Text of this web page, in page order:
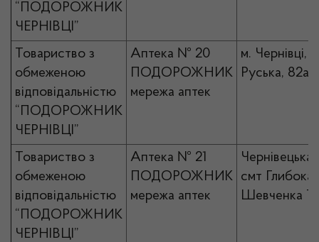
“ПОДОРОЖНИК
ЧЕРНІВЦІ”
Товариство з
обмеженою
відповідальністю
“ПОДОРОЖНИК
ЧЕРНІВЦІ”
Аптека № 20
ПОДОРОЖНИК
мережа аптек
м. Чернівці,
Руська, 82а
Товариство з
обмеженою
відповідальністю
“ПОДОРОЖНИК
ЧЕРНІВЦІ”
Аптека № 21
ПОДОРОЖНИК
мережа аптек
Чернівецька
смт Глибока,
Шевченка